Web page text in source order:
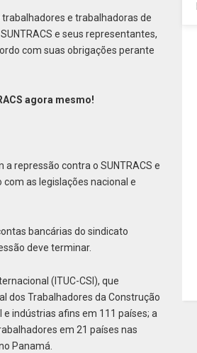
trabalhadores e trabalhadoras de
e seus representantes,
com suas obrigações perante
agora mesmo!
repressão contra o SUNTRACS e
as legislações nacional e
bancárias do sindicato
deve terminar.
(ITUC-CSI), que
dos Trabalhadores da Construção
indústrias afins em 111 países; a
em 21 países nas
Panamá.